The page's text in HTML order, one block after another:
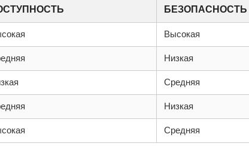
БЕЗОПАСНОСТЬ
Высокая
Низкая
Средняя
Низкая
Средняя